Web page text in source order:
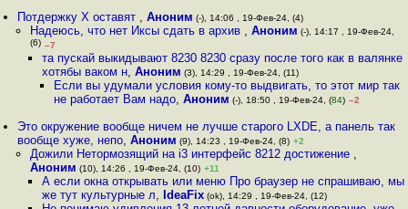
Потдержку X оставят ,Аноним (-), 14:06 , 19-Фев-24, (4)
Надеюсь, что нет Иксы сдать в архив , Аноним (-), 14:17 , 19-Фев-24,
(6) –7
та пускай выкидывают 8230 8230 сразу после того как в валянке
хотябы ваком н, Аноним (3), 14:29 , 19-Фев-24, (11)
Если вы удумали условия кому-то выдвигать, то этот мир так
не работает Вам надо,Аноним (-), 18:50 , 19-Фев-24, (84) –2
Это окружение вообще ничем не лучше старого LXDE, а панель так
вообще хуже, непо,Аноним (9), 14:23 , 19-Фев-24, (8) +2
Дожили Нетормозящий на i3 интерфейс 8212 достижение ,
Аноним (10), 14:26 , 19-Фев-24, (10) +11
А если окна открывать или меню Про браузер не спрашиваю, мы
же тут культурные л, IdeaFix(ok), 14:29 , 19-Фев-24, (12)